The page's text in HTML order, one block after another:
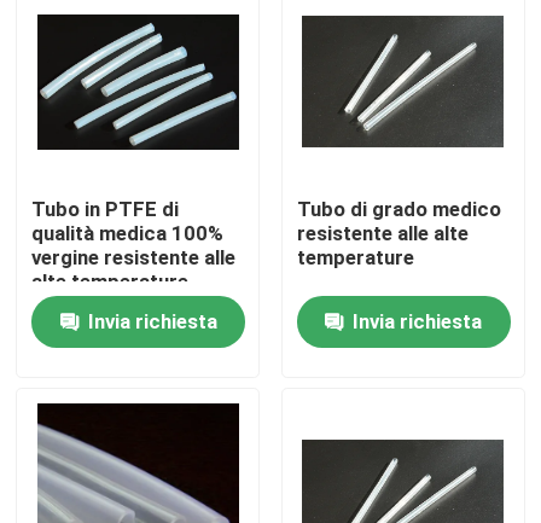
Su di noi
Visita alla fabbrica
Controllo Qualità
Contattaci
Casi
Accessori per cavi elettrici
Tubo in PTFE di
qualità medica 100%
vergine resistente alle
alte temperature
Invia richiesta
Tubo di grado medico
resistente alle alte
temperature
Invia richiesta